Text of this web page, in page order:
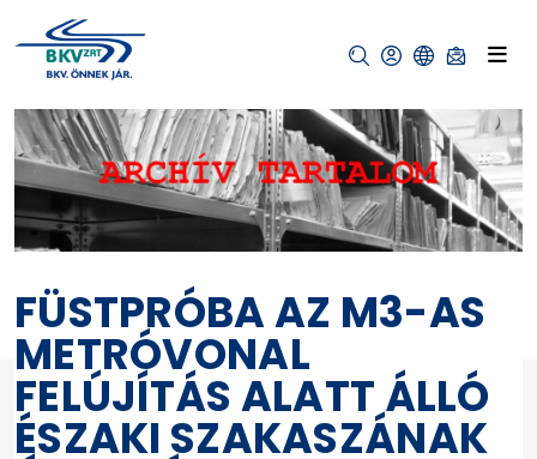
FÜSTPRÓBA AZ M3-AS
METRÓVONAL
FELÚJÍTÁS ALATT ÁLLÓ
ÉSZAKI SZAKASZÁNAK